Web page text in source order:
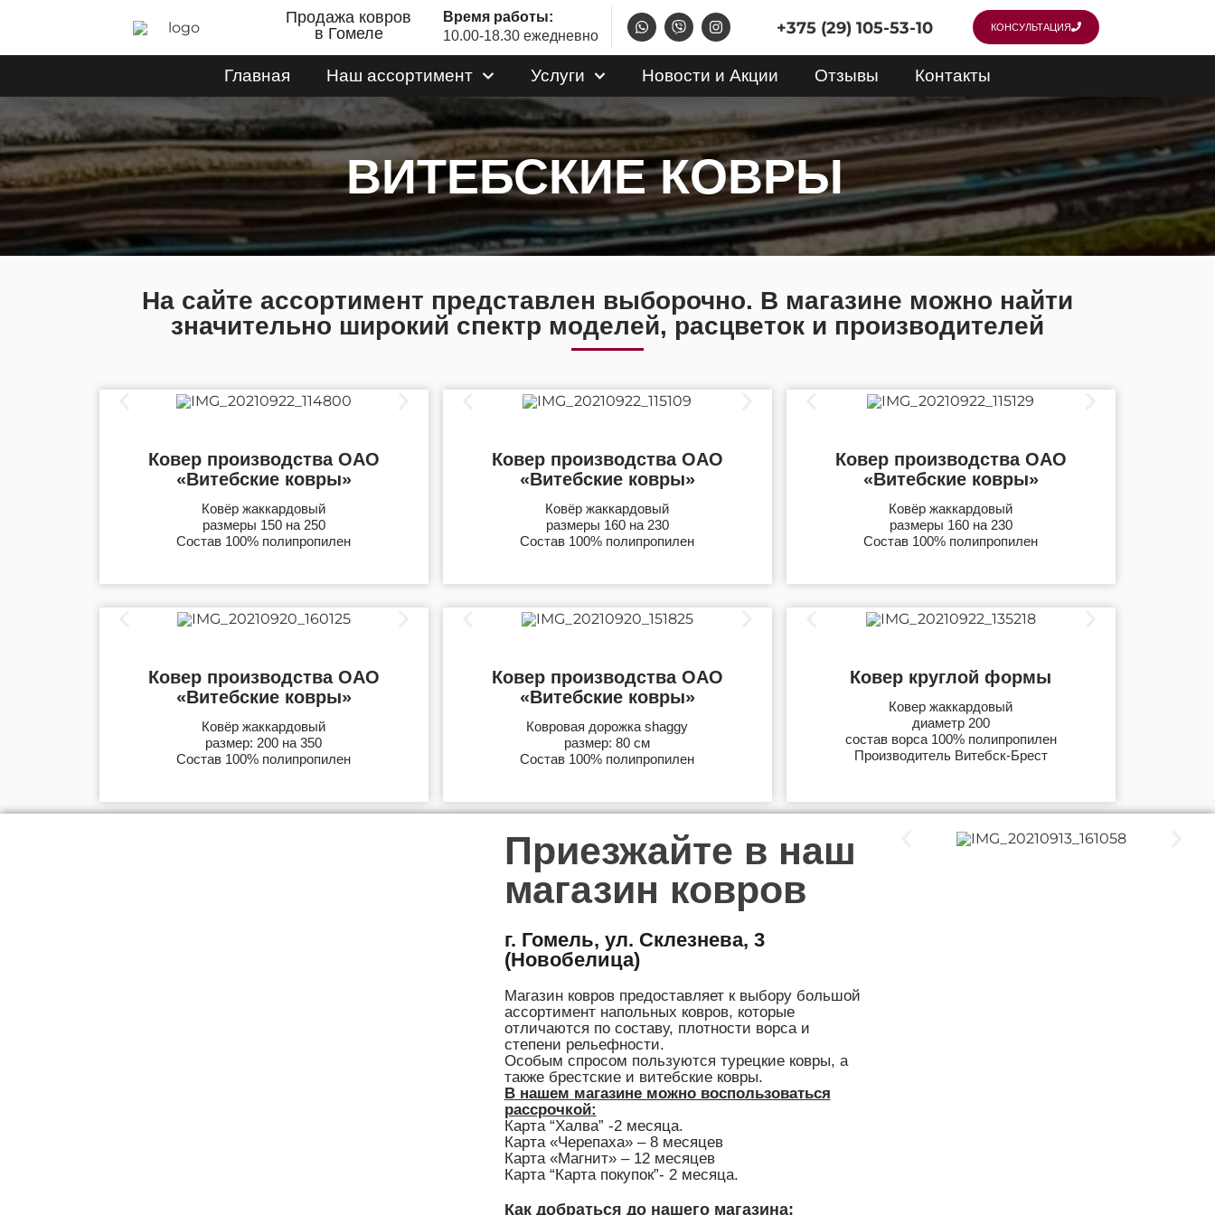
Продажа ковров
в Гомеле
Время работы:
10.00-18.30 ежедневно
+375 (29) 105-53-10 КОНСУЛЬТАЦИЯ
Главная Наш ассортимент Услуги Новости и Акции Отзывы Контакты
ВИТЕБСКИЕ КОВРЫ
На сайте ассортимент представлен выборочно. В магазине можно найти
значительно широкий спектр моделей, расцветок и производителей
Ковер производства ОАО
«Витебские ковры»
Ковёр жаккардовый
размеры 150 на 250
Состав 100% полипропилен
Ковер производства ОАО
«Витебские ковры»
Ковёр жаккардовый
размеры 160 на 230
Состав 100% полипропилен
Ковер производства ОАО
«Витебские ковры»
Ковёр жаккардовый
размеры 160 на 230
Состав 100% полипропилен
Ковер производства ОАО
«Витебские ковры»
Ковёр жаккардовый
размер: 200 на 350
Состав 100% полипропилен
Ковер производства ОАО
«Витебские ковры»
Ковровая дорожка shaggy
размер: 80 см
Состав 100% полипропилен
Ковер круглой формы
Ковер жаккардовый
диаметр 200
состав ворса 100% полипропилен
Производитель Витебск-Брест
Приезжайте в наш
магазин ковров
г. Гомель, ул. Склезнева, 3
(Новобелица)
Магазин ковров предоставляет к выбору большой
ассортимент напольных ковров, которые
отличаются по составу, плотности ворса и
степени рельефности.
Особым спросом пользуются турецкие ковры, а
также брестские и витебские ковры.
В нашем магазине можно воспользоваться
рассрочкой:
Карта “Халва” -2 месяца.
Карта «Черепаха» – 8 месяцев
Карта «Магнит» – 12 месяцев
Карта “Карта покупок”- 2 месяца.
Как добраться до нашего магазина: